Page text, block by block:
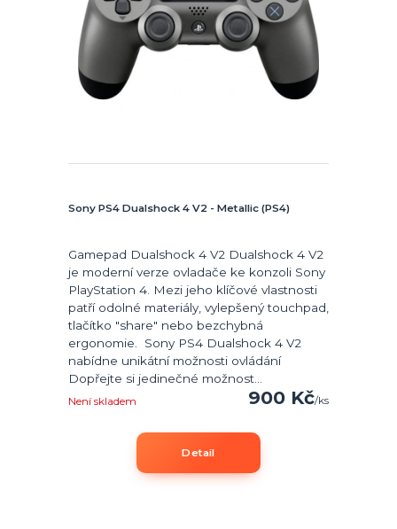
Sony PS4 Dualshock 4 V2 - Metallic (PS4)
Gamepad Dualshock 4 V2 Dualshock 4 V2
je moderní verze ovladače ke konzoli Sony
PlayStation 4. Mezi jeho klíčové vlastnosti
patří odolné materiály, vylepšený touchpad,
tlačítko "share" nebo bezchybná
ergonomie. Sony PS4 Dualshock 4 V2
nabídne unikátní možnosti ovládání
Dopřejte si jedinečné možnost...
900 Kč/ks
Není skladem
Detail